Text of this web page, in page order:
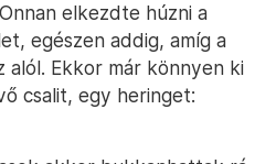
elkezdte húzni a
egészen addig, amíg a
alól. Ekkor már könnyen ki
csalit, egy heringet: